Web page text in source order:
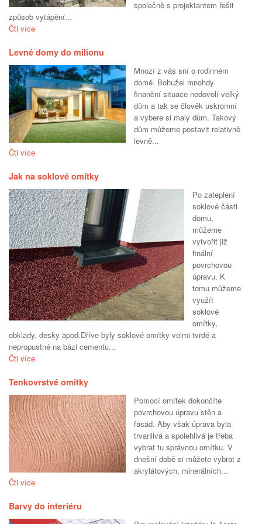
společně s projektantem řešit
způsob vytápění...
Čti více
Levné domy do milionu
Mnozí z vás sní o rodinném
domě. Bohužel mnohdy
finanční situace nedovolí velký
dům a tak se člověk uskromní
a vybere si malý dům. Takový
dům můžeme postavit relativně
levně...
Čti více
Jak na soklové omítky
Po zateplení
soklové části
domu,
můžeme
vytvořit již
finální
povrchovou
úpravu. K
tomu můžeme
využít
soklové
omítky,
obklady, desky apod.Dříve byly soklové omítky velmi tvrdé a
nepropustné na bázi cementu...
Čti více
Tenkovrstvé omítky
Pomocí omítek dokončíte
povrchovou úpravu stěn a
fasád. Aby však úprava byla
trvanlivá a spolehlivá je třeba
vybrat tu správnou omítku. V
dnešní době si můžete vybrat z
akrylátových, minerálních...
Čti více
Barvy do interiéru